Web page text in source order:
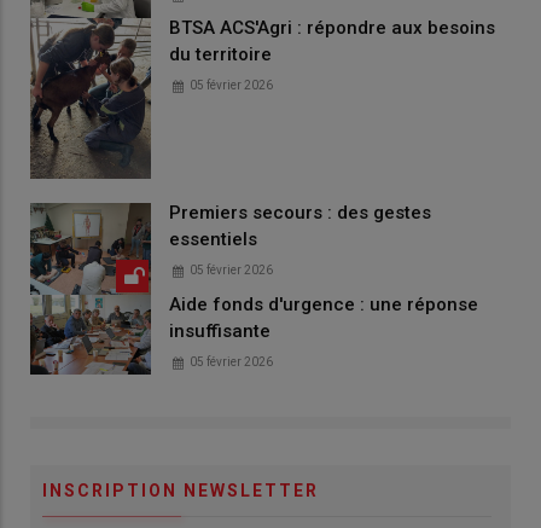
BTSA ACS'Agri : répondre aux besoins
du territoire
05 février 2026
Premiers secours : des gestes
essentiels
05 février 2026
Aide fonds d'urgence : une réponse
insuffisante
05 février 2026
INSCRIPTION NEWSLETTER